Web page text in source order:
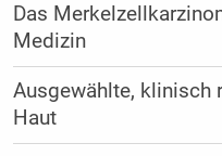
Das
Medizin
Ausgewählte, klinisch
Haut